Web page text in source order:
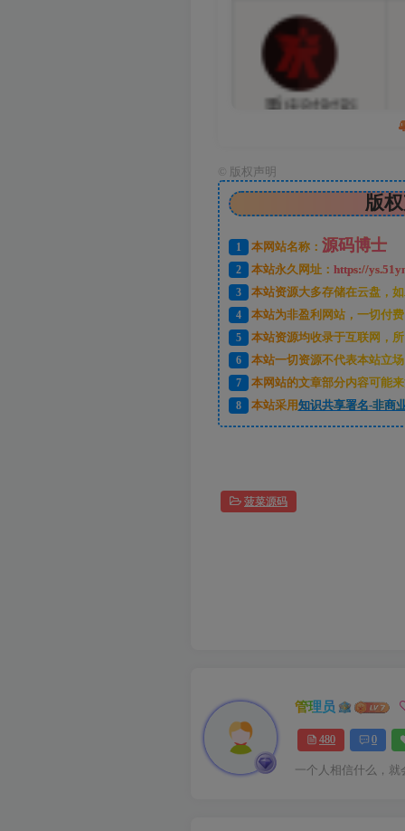
版权声明
版
1 本网站名称： 源码博士
2 本站永久网址： https://
3
本站资源大多存储在云盘，
4
本站为非盈利网站，一切付
5
本站资源均收录于互联网，
6
本站一切资源不代表本站立
7
本网站的文章部分内容可能
8
本站采用知识共享署名-非商
菠菜源码
管理员
480 0
一个人相信什么，就